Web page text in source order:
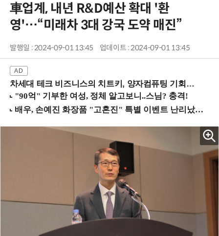
車업계, 내년 R&D예산 확대 '환
영'…“미래차 3대 강국 도약 매진”
발행일 : 2024-09-01 13:45 업데이트 : 2024-09-01 13:45
차세대 테크 비즈니스의 치트키, 양자컴퓨팅 기회를 선점하라! (8/28 강남역)